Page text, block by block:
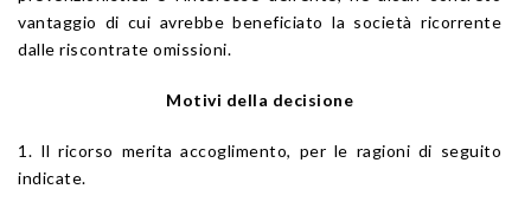
vantaggio di cui avrebbe beneficiato la società ricorrente
dalle riscontrate omissioni.
Motivi della decisione
1. Il ricorso merita accoglimento, per le ragioni di seguito
indicate.